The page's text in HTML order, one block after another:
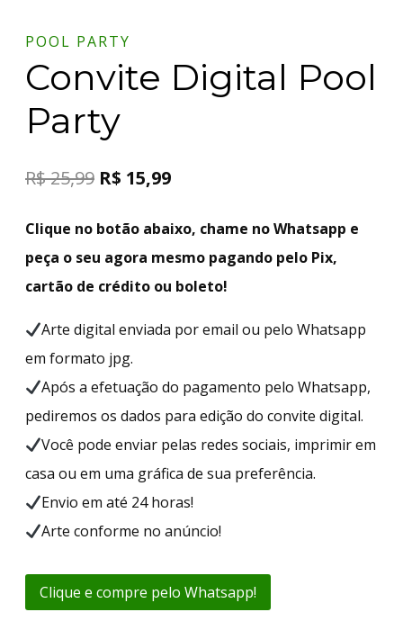
POOL PARTY
Convite Digital Pool
Party
R$25,99 R$ 15,99
Clique no botão abaixo, chame no Whatsapp e
peça o seu agora mesmo pagando pelo Pix,
cartão de crédito ou boleto!
Arte digital enviada por email ou pelo Whatsapp
em formato jpg.
Após a efetuação do pagamento pelo Whatsapp,
pediremos os dados para edição do convite digital.
Você pode enviar pelas redes sociais, imprimir em
casa ou em uma gráfica de sua preferência.
Envio em até 24 horas!
Arte conforme no anúncio!
Clique e compre pelo Whatsapp!